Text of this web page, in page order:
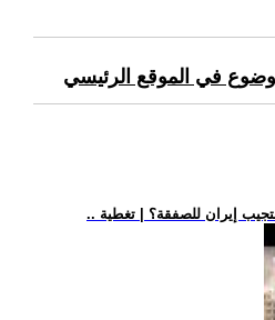
في الموقع الرئيسي
إيران للصفقة؟ | تغطية